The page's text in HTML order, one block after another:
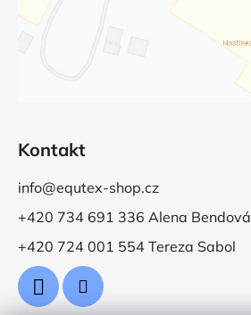
Kontakt
info@equtex-shop.cz
+420 734 691 336 Alena Bendová
+420 724 001 554 Tereza Sabol